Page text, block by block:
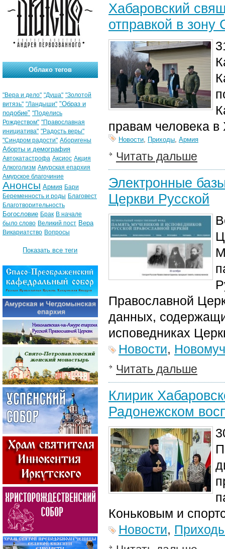
Хабаровский
отправкой в
правам человека
Новости, Приходы, Армия
Читать дальше
Электронные
Церкви Русской
Православной
данных,
исповедниках
Новости,
Читать дальше
Клирик
Радонежском
Коньковым и
Новости,
Облако тегов
"Вера и дело" "Душа" "Золотой
витязь" "Ландыши" "Образ и
подобие" "Поделись
Рождеством" "Православная
инициатива" "Радость веры"
"Синдром радости" Аборигены
Аборты и демография
Автокатастрофа Аксиос Акция
Алкоголизм Амурская епархия
Амурское благочиние
Анонсы Армия Бари
Беременность и роды Благовест
Благотворительность
Богословие Брак В начале
было слово Великий пост Вера
Викариатство Вопросы
Показать все теги